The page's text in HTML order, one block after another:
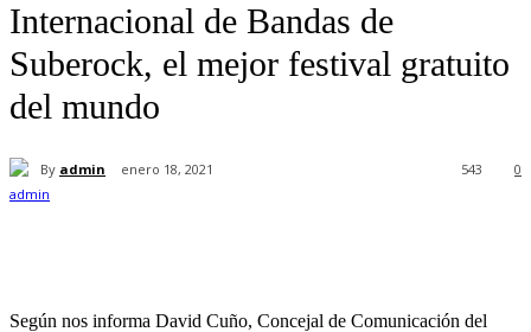
Internacional de Bandas de
Suberock, el mejor festival gratuito
del mundo
By admin enero 18, 2021 0
543
Según nos informa David Cuño, Concejal de Comunicación del